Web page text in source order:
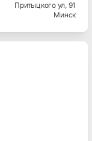
Притыцкого ул, 91
Минск